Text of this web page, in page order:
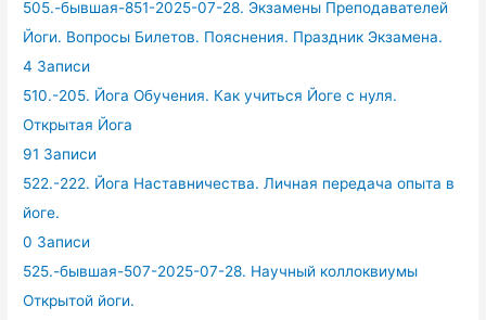
505.-бывшая-851-2025-07-28. Экзамены Преподавателей
Йоги. Вопросы Билетов. Пояснения. Праздник Экзамена.
4 Записи
510.-205. Йога Обучения. Как учиться Йоге с нуля.
Открытая Йога
91 Записи
522.-222. Йога Наставничества. Личная передача опыта в
йоге.
0 Записи
525.-бывшая-507-2025-07-28. Научный коллоквиумы
Открытой йоги.